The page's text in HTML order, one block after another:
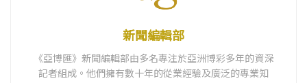
新聞編輯部
《亞博匯》新聞編輯部由多名專注於亞洲博彩多年的資深
記者組成。他們擁有數十年的從業經驗及廣泛的專業知